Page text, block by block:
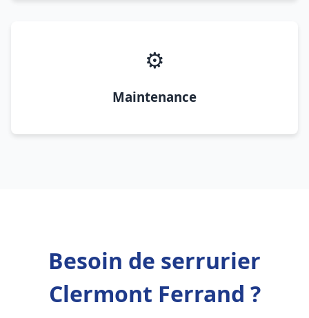
⚙️
Maintenance
Besoin de serrurier
Clermont Ferrand ?